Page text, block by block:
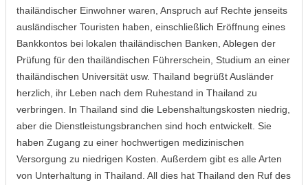
thailändischer Einwohner waren, Anspruch auf Rechte jenseits
ausländischer Touristen haben, einschließlich Eröffnung eines
Bankkontos bei lokalen thailändischen Banken, Ablegen der
Prüfung für den thailändischen Führerschein, Studium an einer
thailändischen Universität usw. Thailand begrüßt Ausländer
herzlich, ihr Leben nach dem Ruhestand in Thailand zu
verbringen. In Thailand sind die Lebenshaltungskosten niedrig,
aber die Dienstleistungsbranchen sind hoch entwickelt. Sie
haben Zugang zu einer hochwertigen medizinischen
Versorgung zu niedrigen Kosten. Außerdem gibt es alle Arten
von Unterhaltung in Thailand. All dies hat Thailand den Ruf des